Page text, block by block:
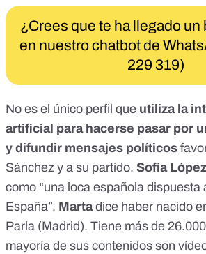
¿Crees que te ha llegado un
en nuestro chatbot de
229 319)
No es el único perfil que utiliza la
artificial para hacerse pasar por
y difundir mensajes políticos
Sánchez y a su partido. Sofía López
como “una loca española dispuesta
España”. Marta dice haber nacido
Parla (Madrid). Tiene más de
mayoría de sus contenidos son